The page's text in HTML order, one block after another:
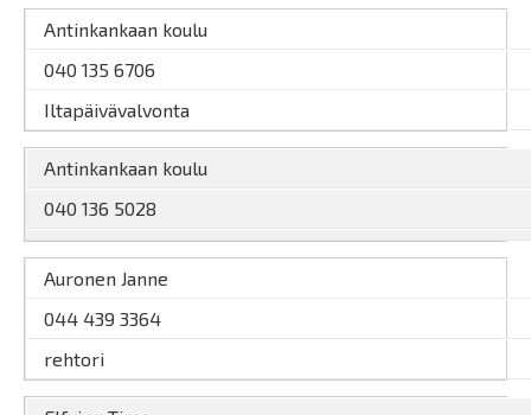
Antinkankaan koulu
040 135 6706
Iltapäivävalvonta
Antinkankaan koulu
040 136 5028
Auronen Janne
044 439 3364
rehtori